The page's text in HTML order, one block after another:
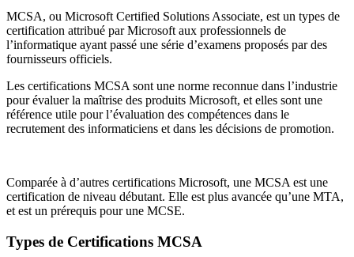
MCSA, ou Microsoft Certified Solutions Associate, est un types de
certification attribué par Microsoft aux professionnels de
l’informatique ayant passé une série d’examens proposés par des
fournisseurs officiels.
Les certifications MCSA sont une norme reconnue dans l’industrie
pour évaluer la maîtrise des produits Microsoft, et elles sont une
référence utile pour l’évaluation des compétences dans le
recrutement des informaticiens et dans les décisions de promotion.
Comparée à d’autres certifications Microsoft, une MCSA est une
certification de niveau débutant. Elle est plus avancée qu’une MTA,
et est un prérequis pour une MCSE.
Types de Certifications MCSA